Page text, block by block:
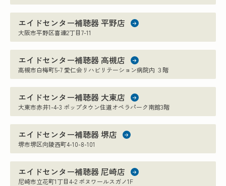
エイドセンター補聴器 平野店
大阪市平野区喜連2丁目7-11
エイドセンター補聴器 高槻店
高槻市白梅町5-7 愛仁会リハビリテーション病院内 ３階
エイドセンター補聴器 大東店
大東市赤井1-4-3 ポップタウン住道オペラパーク南館3階
エイドセンター補聴器 堺店
堺市堺区向陵西町4-10-8-101
エイドセンター補聴器 尼崎店
尼崎市立花町1丁目4-2 ボヌワールスガノ1F